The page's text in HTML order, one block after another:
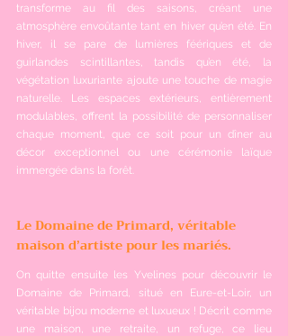
transforme au fil des saisons, créant une
atmosphère envoûtante tant en hiver qu’en été. En
hiver, il se pare de lumières féériques et de
guirlandes scintillantes, tandis qu’en été, la
végétation luxuriante ajoute une touche de magie
naturelle. Les espaces extérieurs, entièrement
modulables, offrent la possibilité de personnaliser
chaque moment, que ce soit pour un dîner au
décor exceptionnel ou une cérémonie laïque
immergée dans la forêt.
Le Domaine de Primard, véritable
maison d’artiste pour les mariés.
On quitte ensuite les Yvelines pour découvrir le
Domaine de Primard, situé en Eure-et-Loir, un
véritable bijou moderne et luxueux ! Décrit comme
une maison, une retraite, un refuge, ce lieu